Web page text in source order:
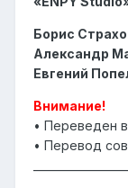
Борис
Александр
Евгений
Внимание!
• Переведен
• Перевод